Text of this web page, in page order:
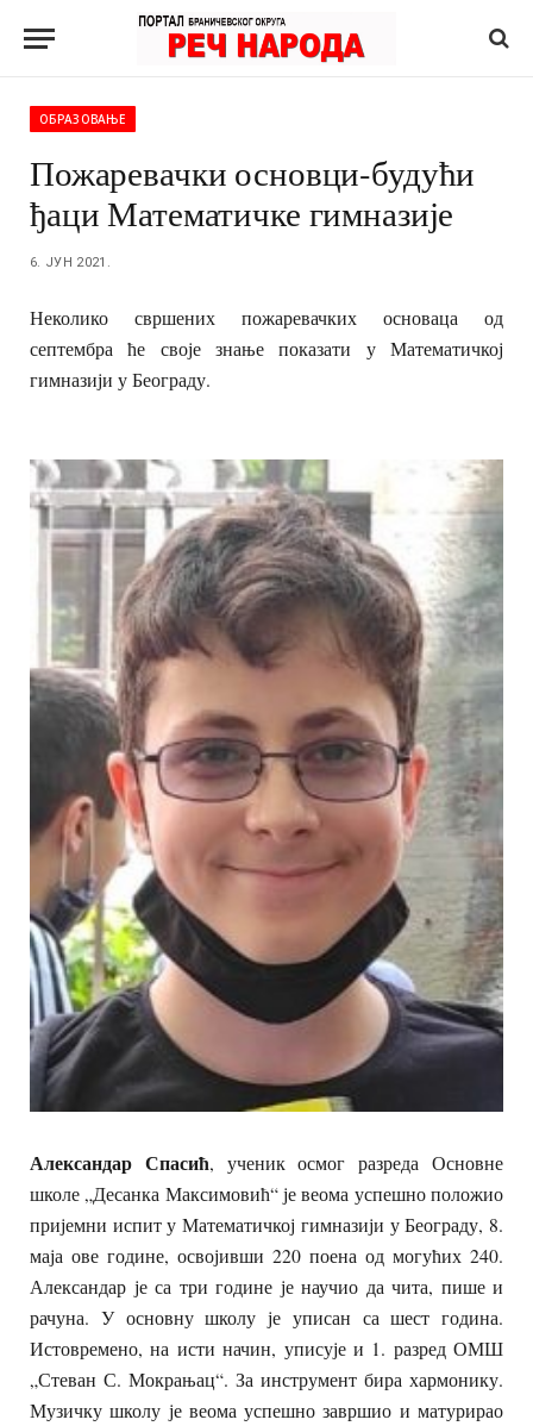
ОБРАЗОВАЊЕ
Пожаревачки основци-будући
ђаци Математичке гимназије
6. ЈУН 2021.
Неколико свршених пожаревачких основаца од
септембра ће своје знање показати у Математичкој
гимназији у Београду.
Александар Спасић, ученик осмог разреда Основне
школе „Десанка Максимовић“ је веома успешно положио
пријемни испит у Математичкој гимназији у Београду, 8.
маја ове године, освојивши 220 поена од могућих 240.
Александар је са три године је научио да чита, пише и
рачуна. У основну школу је уписан са шест година.
Истовремено, на исти начин, уписује и 1. разред ОМШ
„Стеван С. Мокрањац“. За инструмент бира хармонику.
Музичку школу је веома успешно завршио и матурирао